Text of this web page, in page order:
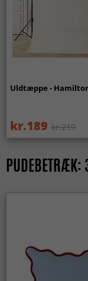
Uldtæppe -
kr.189 kr.219